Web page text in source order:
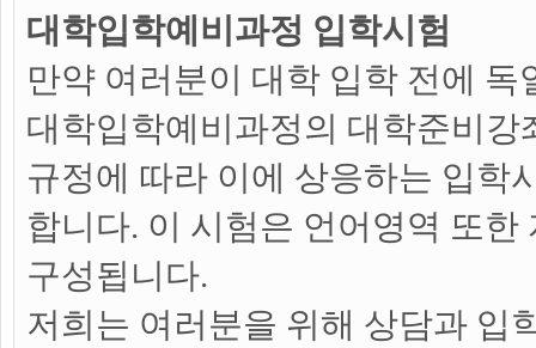
대학입학예비과정 입학시험
만약 여러분이 대학 입학 전에 독
대학입학예비과정의 대학준비강
규정에 따라 이에 상응하는 입학
합니다. 이 시험은 언어영역 또한
구성됩니다.
저희는 여러분을 위해 상담과 입